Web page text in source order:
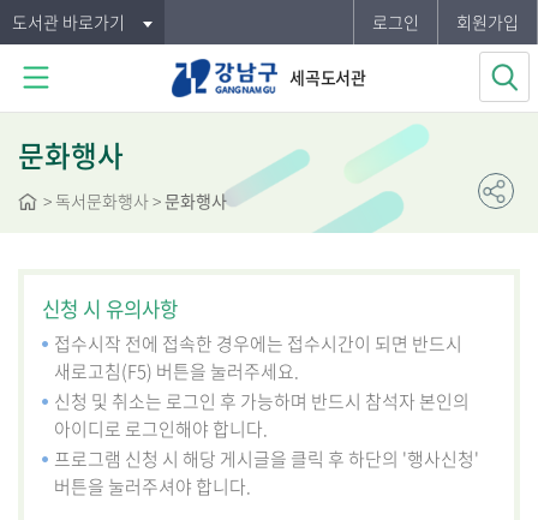
도서관 바로가기 로그인 회원가입
세곡도서관
문화행사
> 독서문화행사>문화행사
신청 시 유의사항
접수시작 전에 접속한 경우에는 접수시간이 되면 반드시
새로고침(F5) 버튼을 눌러주세요.
신청 및 취소는 로그인 후 가능하며 반드시 참석자 본인의
아이디로 로그인해야 합니다.
프로그램 신청 시 해당 게시글을 클릭 후 하단의 '행사신청'
버튼을 눌러주셔야 합니다.